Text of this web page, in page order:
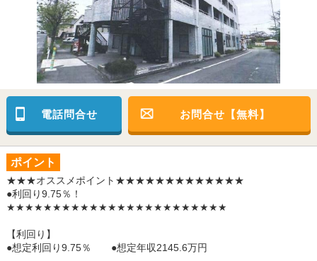
電話問合せ お問合せ【無料】
ポイント
★★★オススメポイント★★★★★★★★★★★★★
●利回り9.75％！
★★★★★★★★★★★★★★★★★★★★★★★★
【利回り】
●想定利回り9.75％ ●想定年収2145.6万円